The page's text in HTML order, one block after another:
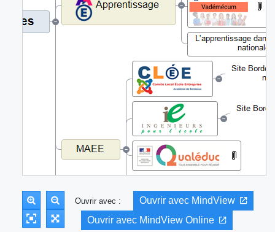
Ouvrir avec :
Ouvrir avec MindView
Ouvrir avec MindView Online